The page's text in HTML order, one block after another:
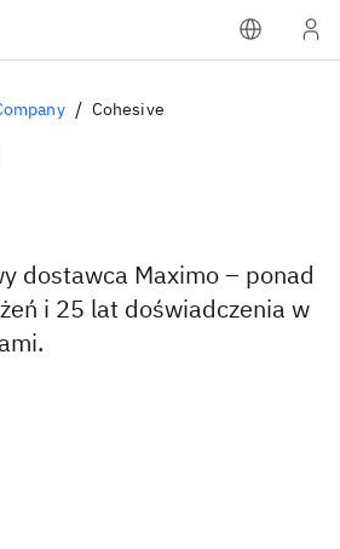
Cohesive
dostawca Maximo – ponad
i 25 lat doświadczenia w